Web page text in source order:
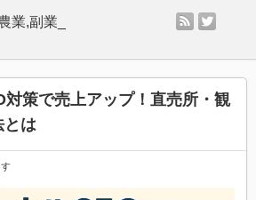
業,副業_
rss
対策で売上アップ！直売所・観
とは